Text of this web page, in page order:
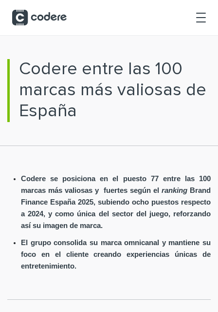
Codere entre las 100
marcas más valiosas de
España
Codere se posiciona en el puesto 77 entre las 100
marcas más valiosas y fuertes según el ranking Brand
Finance España 2025, subiendo ocho puestos respecto
a 2024, y como única del sector del juego, reforzando
así su imagen de marca.
El grupo consolida su marca omnicanal y mantiene su
foco en el cliente creando experiencias únicas de
entretenimiento.